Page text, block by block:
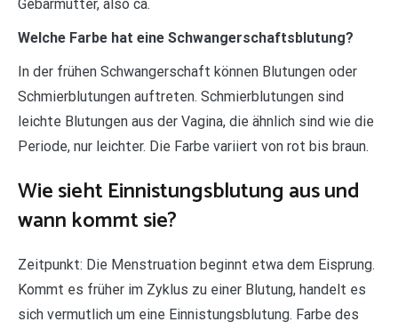
Gebärmutter, also ca.
Welche Farbe hat eine Schwangerschaftsblutung?
In der frühen Schwangerschaft können Blutungen oder
Schmierblutungen auftreten. Schmierblutungen sind
leichte Blutungen aus der Vagina, die ähnlich sind wie die
Periode, nur leichter. Die Farbe variiert von rot bis braun.
Wie sieht Einnistungsblutung aus und
wann kommt sie?
Zeitpunkt: Die Menstruation beginnt etwa dem Eisprung.
Kommt es früher im Zyklus zu einer Blutung, handelt es
sich vermutlich um eine Einnistungsblutung. Farbe des